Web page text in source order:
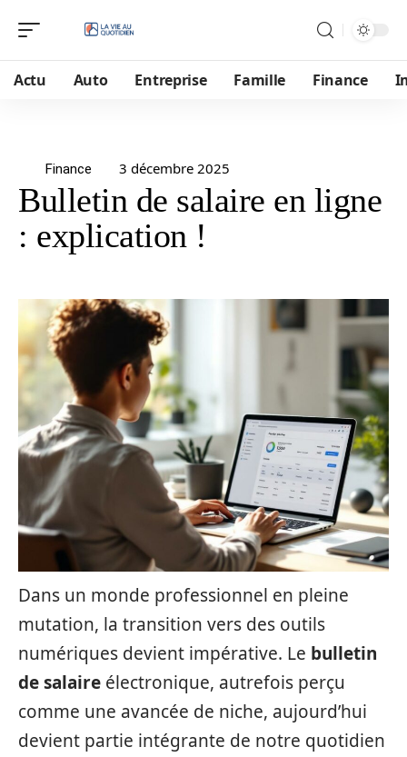
Actu Auto Entreprise Famille Finance
Finance 3 décembre 2025
Bulletin de salaire en ligne
: explication !
Dans un monde professionnel en pleine
mutation, la transition vers des outils
numériques devient impérative. Le bulletin
de salaire électronique, autrefois perçu
comme une avancée de niche, aujourd’hui
devient partie intégrante de notre quotidien